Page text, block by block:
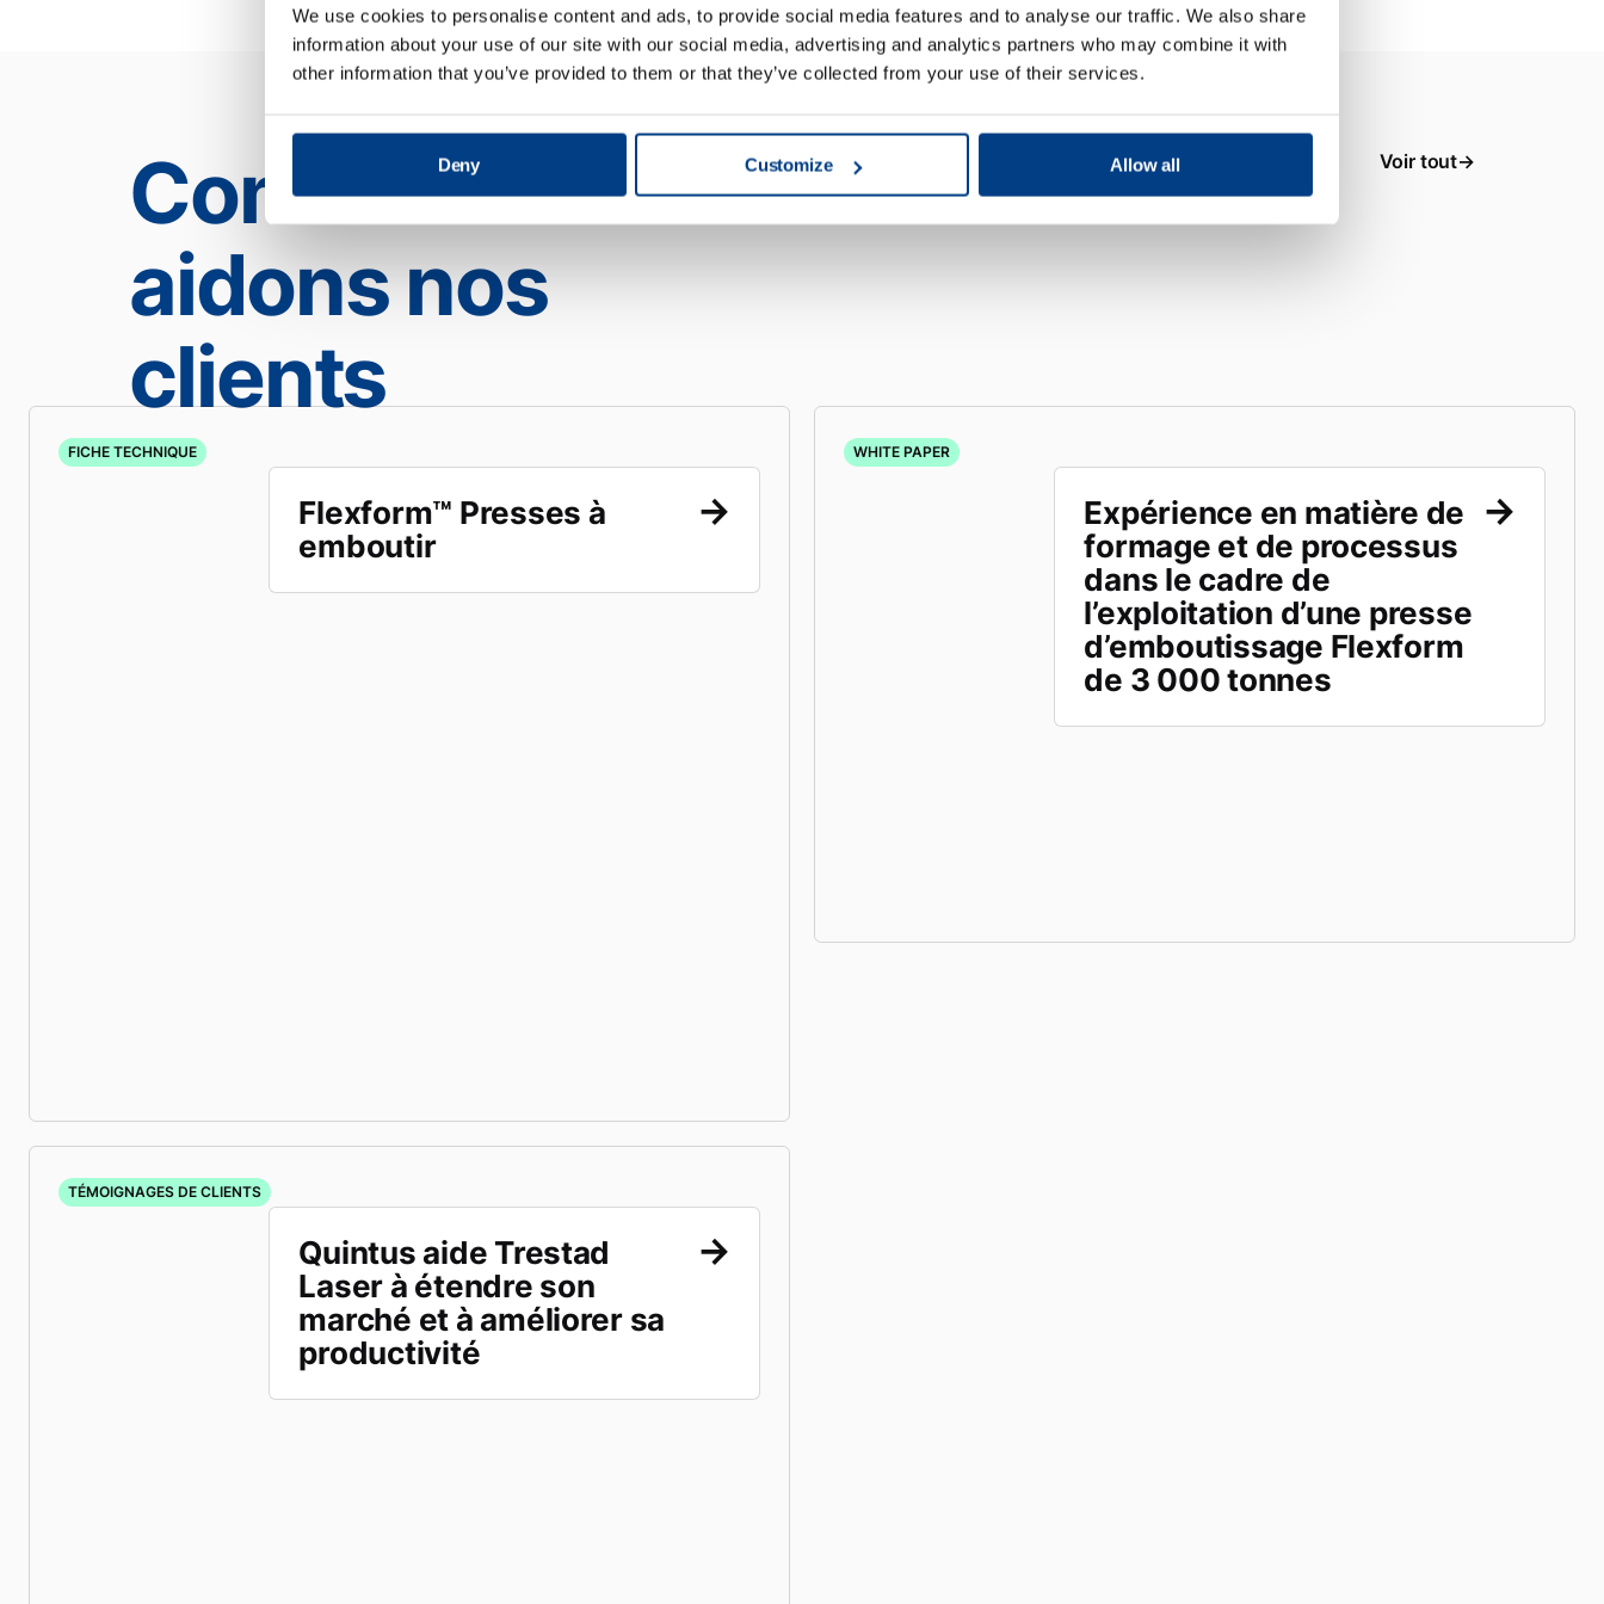
We use cookies to personalise content and ads, to provide social media features and to analyse our traffic. We also share
information about your use of our site with our social media, advertising and analytics partners who may combine it with
other information that you’ve provided to them or that they’ve collected from your use of their services.
Deny Customize Allow all
Comment nous
aidons nos
clients
Voir tout
FICHE TECHNIQUE
Flexform™ Presses à
emboutir
WHITE PAPER
Expérience en matière de
formage et de processus
dans le cadre de
l’exploitation d’une presse
d’emboutissage Flexform
de 3 000 tonnes
TÉMOIGNAGES DE CLIENTS
Quintus aide Trestad
Laser à étendre son
marché et à améliorer sa
productivité